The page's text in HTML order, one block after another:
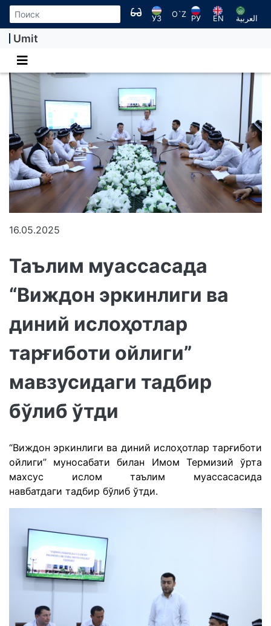
УЗ
O`Z
РУ EN العربية
Umit
16.05.2025
Таълим муассасада
“Виждон эркинлиги ва
диний ислоҳотлар
тарғиботи ойлиги”
мавзусидаги тадбир
бўлиб ўтди
“Виждон эркинлиги ва диний ислоҳотлар тарғиботи
ойлиги” муносабати билан Имом Термизий ўрта
махсус ислом таълим муассасасида
навбатдаги тадбир бўлиб ўтди.